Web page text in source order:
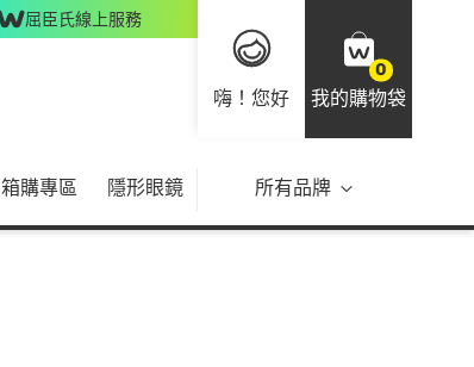
屈臣氏線上服務
嗨！您好
0
我的購物袋
箱購專區 隱形眼鏡 所有品牌